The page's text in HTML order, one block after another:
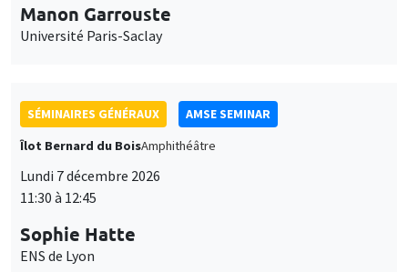
Manon Garrouste
Université Paris-Saclay
SÉMINAIRES GÉNÉRAUX
AMSE SEMINAR
Îlot Bernard du BoisAmphithéâtre
Lundi 7 décembre 2026
11:30 à 12:45
Sophie Hatte
ENS de Lyon